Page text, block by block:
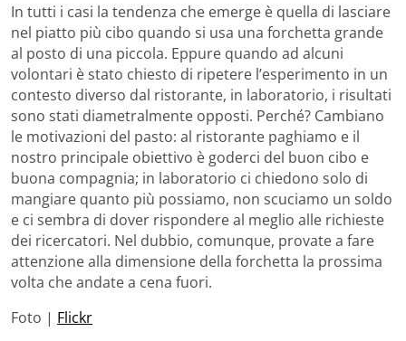
In tutti i casi la tendenza che emerge è quella di lasciare
nel piatto più cibo quando si usa una forchetta grande
al posto di una piccola. Eppure quando ad alcuni
volontari è stato chiesto di ripetere l’esperimento in un
contesto diverso dal ristorante, in laboratorio, i risultati
sono stati diametralmente opposti. Perché? Cambiano
le motivazioni del pasto: al ristorante paghiamo e il
nostro principale obiettivo è goderci del buon cibo e
buona compagnia; in laboratorio ci chiedono solo di
mangiare quanto più possiamo, non scuciamo un soldo
e ci sembra di dover rispondere al meglio alle richieste
dei ricercatori. Nel dubbio, comunque, provate a fare
attenzione alla dimensione della forchetta la prossima
volta che andate a cena fuori.
Foto | Flickr